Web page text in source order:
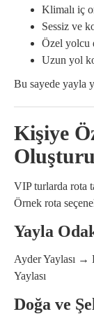
Klimalı iç
Sessiz ve
Özel yolcu
Uzun yol
Bu sayede yayla
Kişiye
VIP turlarda rota
Örnek rota
Yayla
Ayder Yaylası →
Yaylası
Doğa ve